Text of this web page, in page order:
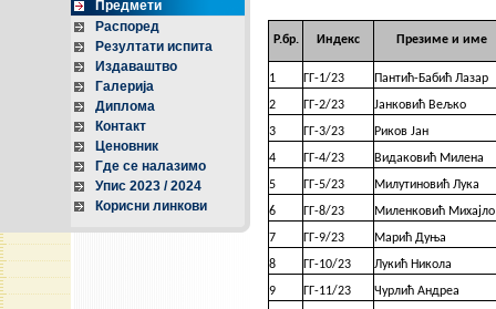
Предмети
Распоред
Резултати испита
Издаваштво
Галерија
Диплома
Контакт
Ценовник
Где се налазимо
Упис 2023 / 2024
Корисни линкови
Р.бр. Индекс Презиме и име
1 ГГ-1/23
Пантић-Бабић Лазар
2
ГГ-2/23
Јанковић Вељко
3
ГГ-3/23
Риков Јан
4
ГГ-4/23
Видаковић Милена
5
ГГ-5/23
Милутиновић Лука
6
ГГ-8/23
Миленковић Михајло
7
ГГ-9/23
Марић Дуња
8
ГГ-10/23
Лукић Никола
9
ГГ-11/23
Чурлић Андреа